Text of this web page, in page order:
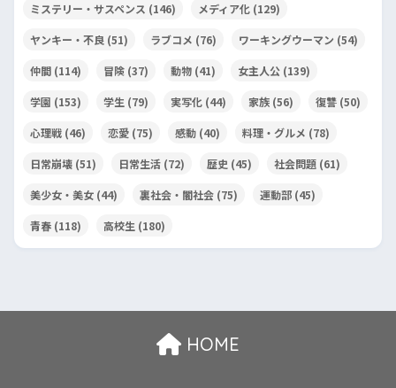
ミステリー・サスペンス (146) メディア化 (129)
ヤンキー・不良 (51) ラブコメ (76) ワーキングウーマン (54)
仲間 (114) 冒険 (37) 動物 (41) 女主人公 (139)
学園 (153) 学生 (79) 実写化 (44) 家族 (56) 復讐 (50)
心理戦 (46) 恋愛 (75) 感動 (40) 料理・グルメ (78)
日常崩壊 (51) 日常生活 (72) 歴史 (45) 社会問題 (61)
美少女・美女 (44) 裏社会・闇社会 (75) 運動部 (45)
青春 (118) 高校生 (180)
HOME